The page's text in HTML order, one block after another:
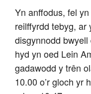
Yn anffodus, fel
reilffyrdd tebyg, ar
disgynnodd
hyd yn oed Lein
gadawodd y trên
10.00 o’r gloch yr